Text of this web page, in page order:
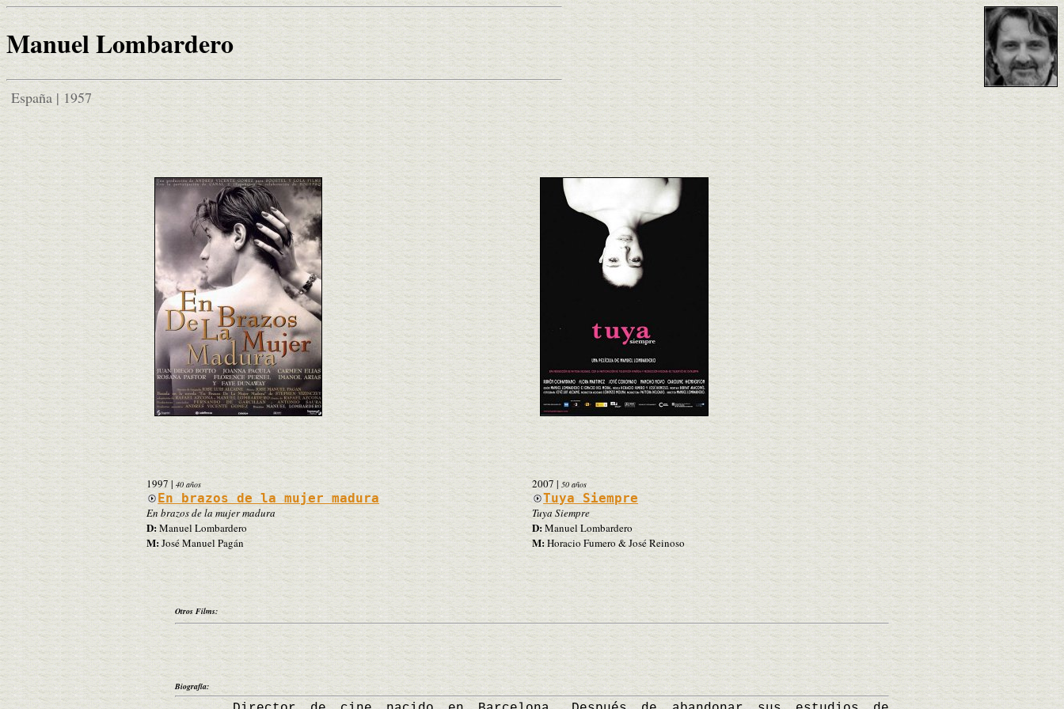
Manuel Lombardero
España | 1957
1997 | 40 años
En brazos de la mujer madura
En brazos de la mujer madura
D:Manuel Lombardero
M:José Manuel Pagán
2007 | 50 años
Tuya Siempre
Tuya Siempre
D:Manuel Lombardero
M:Horacio Fumero & José Reinoso
Otros Films:
Biografía: